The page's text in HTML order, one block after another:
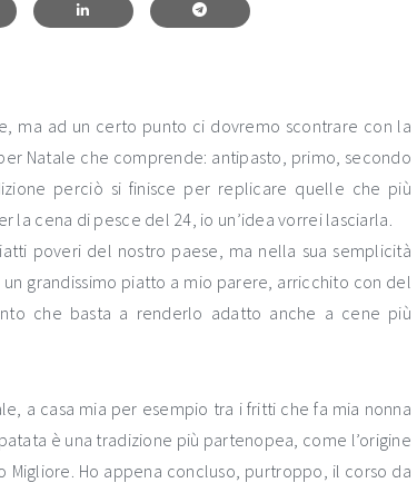
ma ad un certo punto ci dovremo scontrare con la
Natale che comprende: antipasto, primo, secondo
perciò si finisce per replicare quelle che più
la cena di pesce del 24, io un’idea vorrei lasciarla.
poveri del nostro paese, ma nella sua semplicità
grandissimo piatto a mio parere, arricchito con del
che basta a renderlo adatto anche a cene più
a casa mia per esempio tra i fritti che fa mia nonna
è una tradizione più partenopea, come l’origine
Ho appena concluso, purtroppo, il corso da